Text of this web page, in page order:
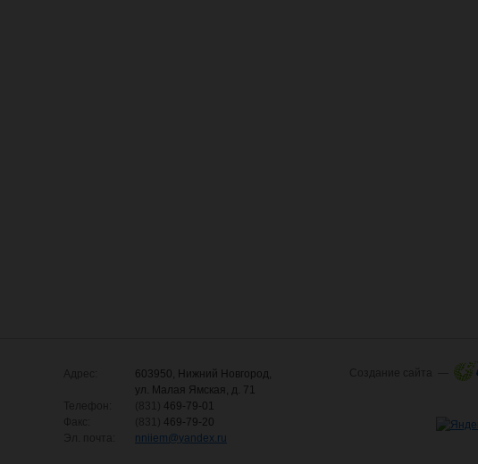
603950, Нижний Новгород,
ул. Малая Ямская, д. 71
469-79-01
469-79-20
nniiem@yandex.ru